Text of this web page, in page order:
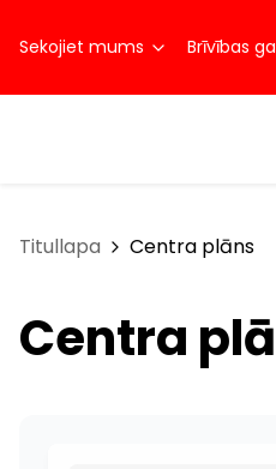
Sekojiet mums Brīvības
Titullapa Centra plāns
Centra